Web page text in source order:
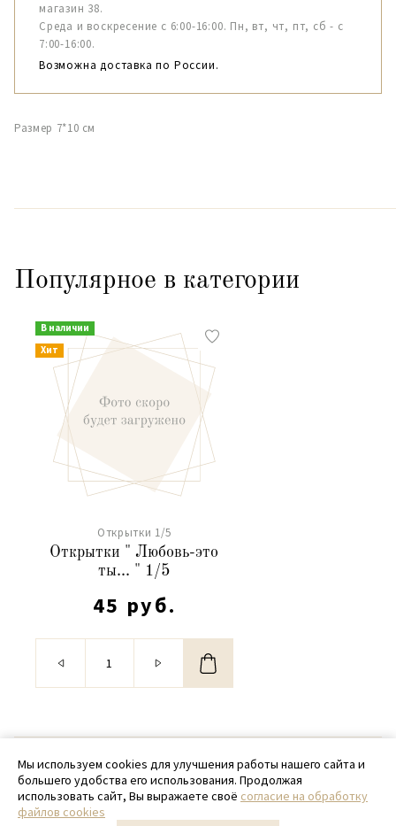
магазин 38.
Среда и воскресение с 6:00-16:00. Пн, вт, чт, пт, сб - с
7:00-16:00.
Возможна доставка по России.
Размер 7*10 см
Популярное в категории
В наличии
Хит
Открытки 1/5
Открытки " Любовь-это
ты... " 1/5
45 руб.
© 2020 - 2026 SamPack
+ 7 (918) 699-97-87
zakaz@sampack.store
Мы используем cookies для улучшения работы нашего сайта и
большего удобства его использования. Продолжая
использовать сайт, Вы выражаете своё согласие на обработку
файлов cookies